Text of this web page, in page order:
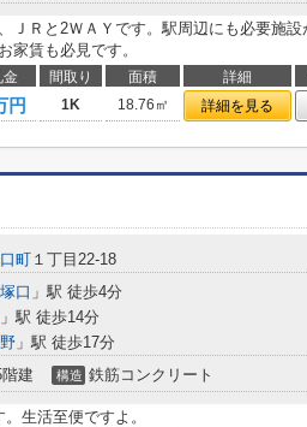
ＪＲと2ＷＡＹです。駅周辺にも必要施設
家賃も必見です。
金 間取り 面積 詳細
円 1K 18.76㎡ 詳細を見る
町 １丁目22-18
塚口 」駅 徒歩4分
」駅 徒歩14分
」駅 徒歩17分
建 構造 鉄筋コンクリート
生活至便ですよ。